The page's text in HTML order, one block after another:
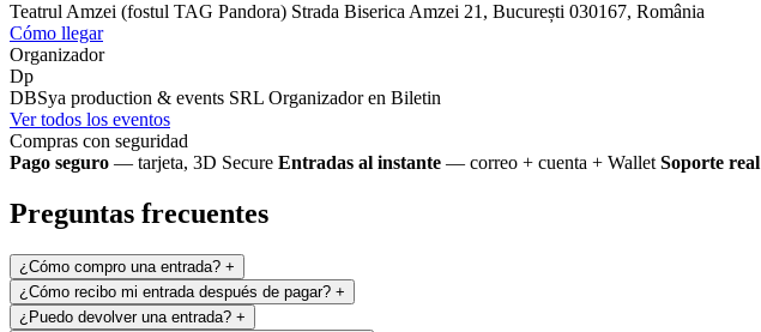
Teatrul Amzei (fostul TAG Pandora) Strada Biserica Amzei 21, București 030167, România
Cómo llegar
Organizador
Dp
DBSya production & events SRL Organizador en Biletin
Ver todos los eventos
Compras con seguridad
Pago seguro — tarjeta, 3D Secure Entradas al instante — correo + cuenta + Wallet Soporte real
Preguntas frecuentes
¿Cómo compro una entrada? +
¿Cómo recibo mi entrada después de pagar? +
¿Puedo devolver una entrada? +